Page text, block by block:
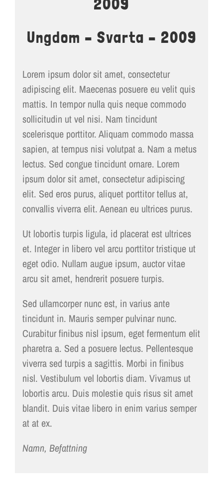
LOKALER OCH KOSTYM
KONTAKT
TEATERSMEDJAN PLAY
2009
Ungdom – Svarta – 2009
Lorem ipsum dolor sit amet, consectetur
adipiscing elit. Maecenas posuere eu velit quis
mattis. In tempor nulla quis neque commodo
sollicitudin ut vel nisi. Nam tincidunt
scelerisque porttitor. Aliquam commodo massa
sapien, at tempus nisi volutpat a. Nam a metus
lectus. Sed congue tincidunt ornare. Lorem
ipsum dolor sit amet, consectetur adipiscing
elit. Sed eros purus, aliquet porttitor tellus at,
convallis viverra elit. Aenean eu ultrices purus.
Ut lobortis turpis ligula, id placerat est ultrices
et. Integer in libero vel arcu porttitor tristique ut
eget odio. Nullam augue ipsum, auctor vitae
arcu sit amet, hendrerit posuere turpis.
Sed ullamcorper nunc est, in varius ante
tincidunt in. Mauris semper pulvinar nunc.
Curabitur finibus nisl ipsum, eget fermentum elit
pharetra a. Sed a posuere lectus. Pellentesque
viverra sed turpis a sagittis. Morbi in finibus
nisl. Vestibulum vel lobortis diam. Vivamus ut
lobortis arcu. Duis molestie quis risus sit amet
blandit. Duis vitae libero in enim varius semper
at at ex.
Namn, Befattning